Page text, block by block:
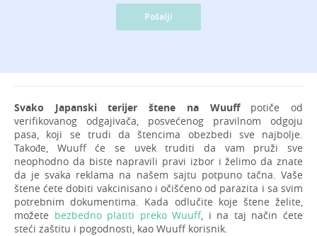
Pošalji
Svako Japanski terijer štene na Wuuffpotiče od
verifikovanog odgajivača, posvećenog pravilnom odgoju
pasa, koji se trudi da štencima obezbedi sve najbolje.
Takođe, Wuuff će se uvek truditi da vam pruži sve
neophodno da biste napravili pravi izbor i želimo da znate
da je svaka reklama na našem sajtu potpuno tačna. Vaše
štene ćete dobiti vakcinisano i očišćeno od parazita i sa svim
potrebnim dokumentima. Kada odlučite koje štene želite,
možete bezbedno platiti preko Wuuff, i na taj način ćete
steći zaštitu i pogodnosti, kao Wuuff korisnik.